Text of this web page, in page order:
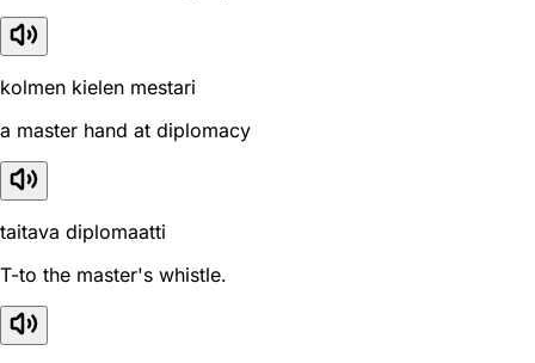
kolmen kielen mestari
a master hand at diplomacy
taitava diplomaatti
T-to the master's whistle.